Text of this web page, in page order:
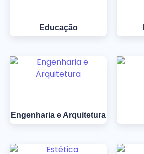
Educação
Engenharia e Arquitetura